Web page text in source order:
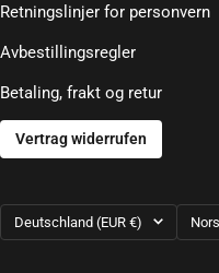
Retningslinjer for personvern
Avbestillingsregler
Betaling, frakt og retur
Vertrag widerrufen
Land/region
Deutschland (EUR €) Språk